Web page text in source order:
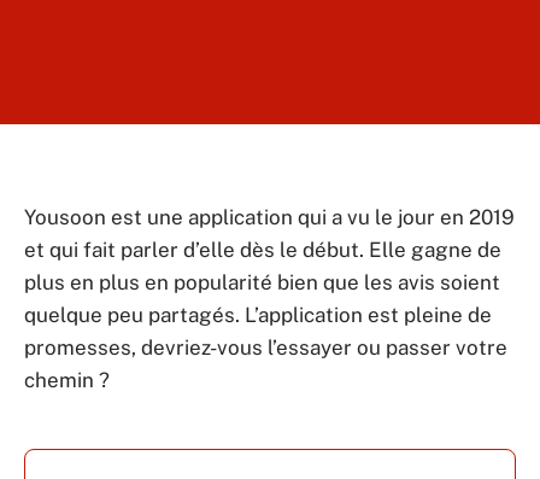
Yousoon est une application qui a vu le jour en 2019
et qui fait parler d’elle dès le début. Elle gagne de
plus en plus en popularité bien que les avis soient
quelque peu partagés. L’application est pleine de
promesses, devriez-vous l’essayer ou passer votre
chemin ?